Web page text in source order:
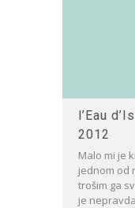
l’Eau
2012
Malo mi je
jednom od
trošim ga
je